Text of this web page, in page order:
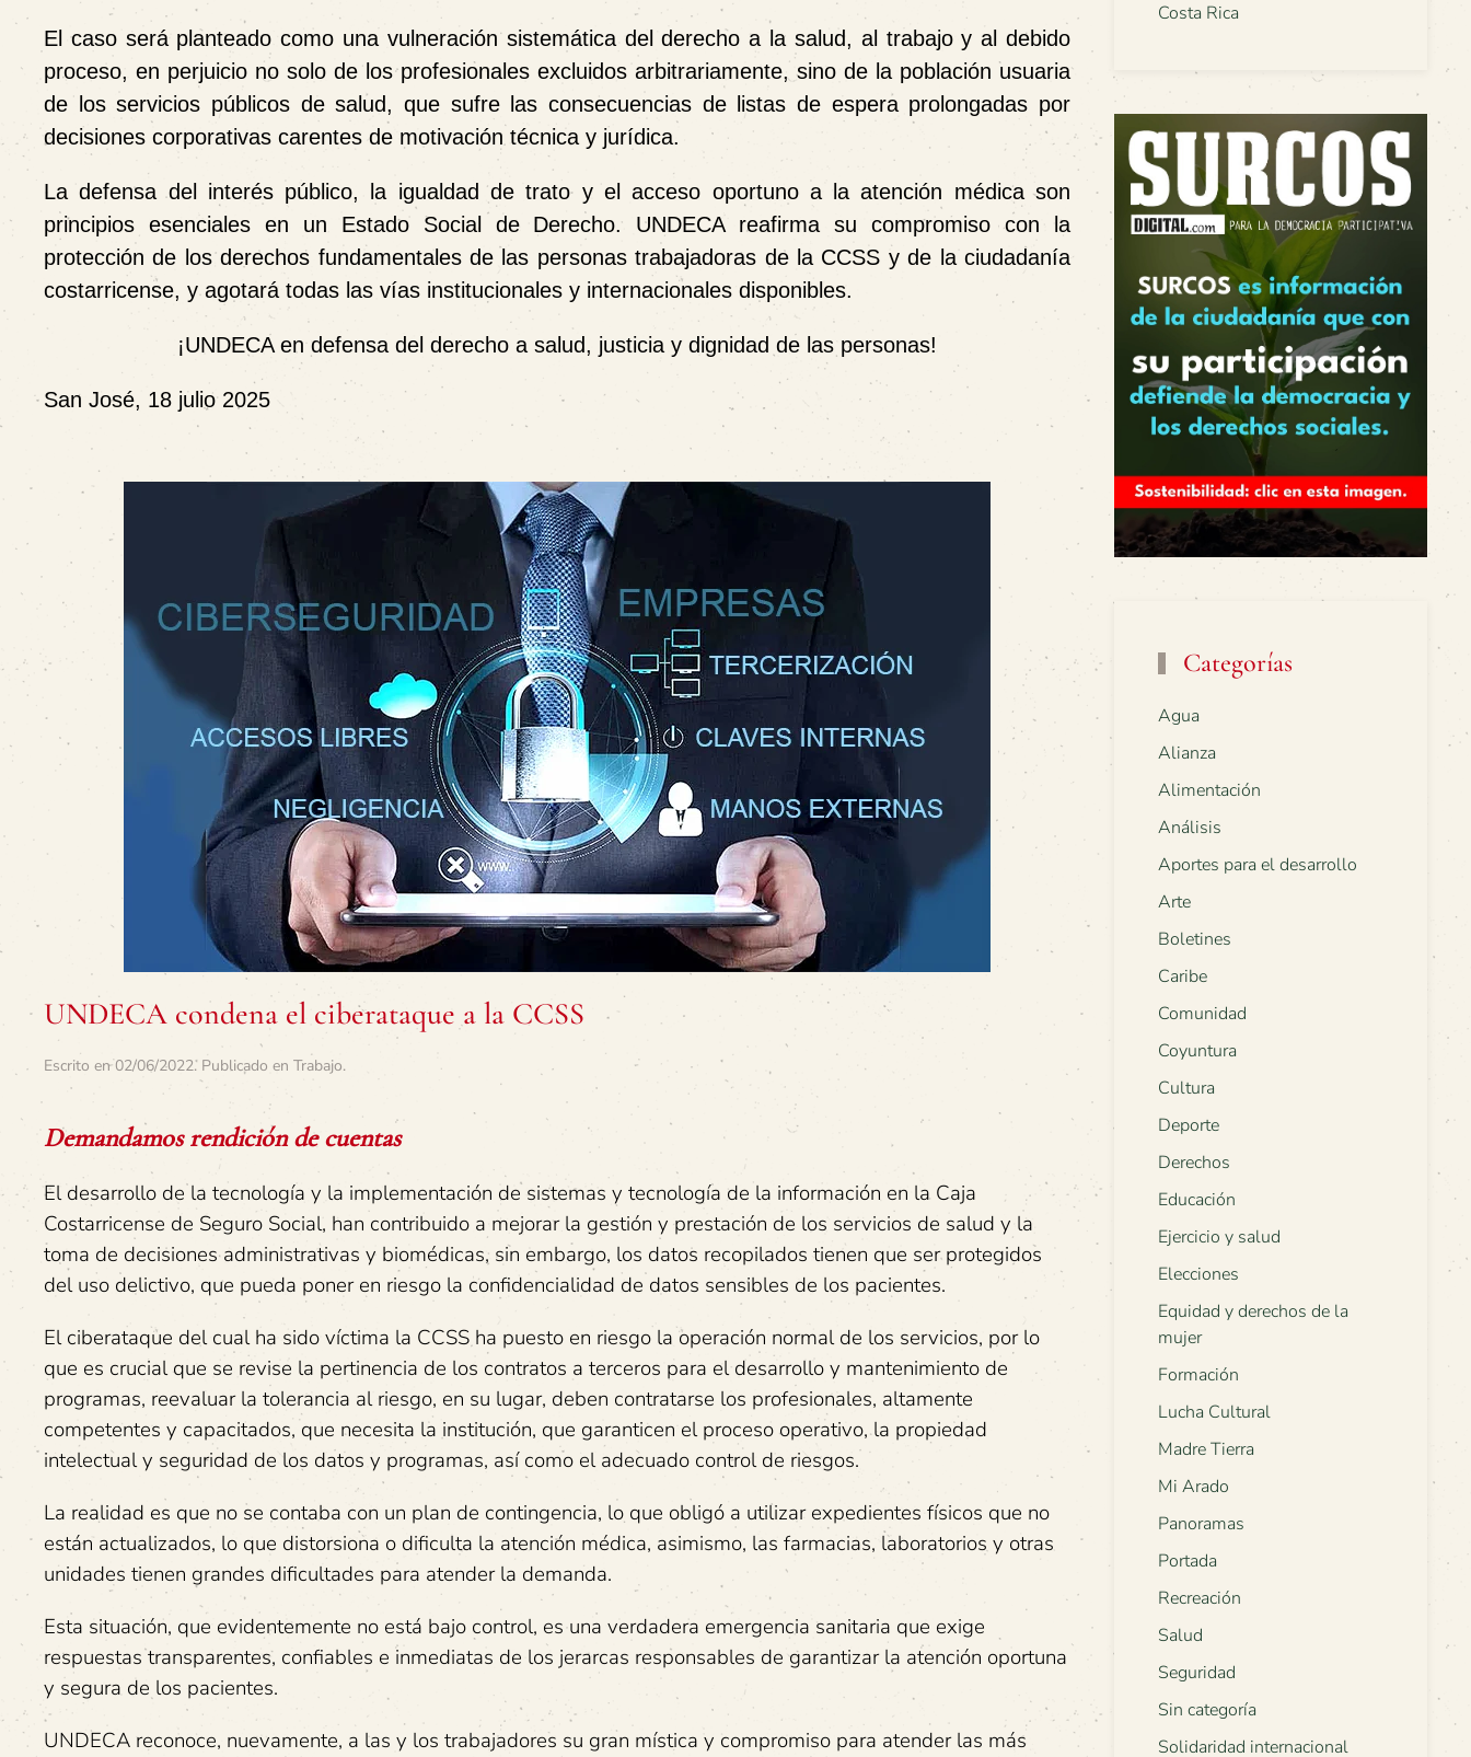
El caso será planteado como una vulneración sistemática del derecho a la salud, al trabajo y al debido
proceso, en perjuicio no solo de los profesionales excluidos arbitrariamente, sino de la población usuaria
de los servicios públicos de salud, que sufre las consecuencias de listas de espera prolongadas por
decisiones corporativas carentes de motivación técnica y jurídica.
La defensa del interés público, la igualdad de trato y el acceso oportuno a la atención médica son
principios esenciales en un Estado Social de Derecho. UNDECA reafirma su compromiso con la
protección de los derechos fundamentales de las personas trabajadoras de la CCSS y de la ciudadanía
costarricense, y agotará todas las vías institucionales y internacionales disponibles.
¡UNDECA en defensa del derecho a salud, justicia y dignidad de las personas!
San José, 18 julio 2025
UNDECA condena el ciberataque a la CCSS
Escrito en02/06/2022. Publicado en Trabajo.
Demandamos rendición de cuentas
El desarrollo de la tecnología y la implementación de sistemas y tecnología de la información en la Caja
Costarricense de Seguro Social, han contribuido a mejorar la gestión y prestación de los servicios de salud y la
toma de decisiones administrativas y biomédicas, sin embargo, los datos recopilados tienen que ser protegidos
del uso delictivo, que pueda poner en riesgo la confidencialidad de datos sensibles de los pacientes.
El ciberataque del cual ha sido víctima la CCSS ha puesto en riesgo la operación normal de los servicios, por lo
que es crucial que se revise la pertinencia de los contratos a terceros para el desarrollo y mantenimiento de
programas, reevaluar la tolerancia al riesgo, en su lugar, deben contratarse los profesionales, altamente
competentes y capacitados, que necesita la institución, que garanticen el proceso operativo, la propiedad
intelectual y seguridad de los datos y programas, así como el adecuado control de riesgos.
La realidad es que no se contaba con un plan de contingencia, lo que obligó a utilizar expedientes físicos que no
están actualizados, lo que distorsiona o dificulta la atención médica, asimismo, las farmacias, laboratorios y otras
unidades tienen grandes dificultades para atender la demanda.
Esta situación, que evidentemente no está bajo control, es una verdadera emergencia sanitaria que exige
respuestas transparentes, confiables e inmediatas de los jerarcas responsables de garantizar la atención oportuna
y segura de los pacientes.
UNDECA reconoce, nuevamente, a las y los trabajadores su gran mística y compromiso para atender las más
Costa Rica
Categorías
Agua
Alianza
Alimentación
Análisis
Aportes para el desarrollo
Arte
Boletines
Caribe
Comunidad
Coyuntura
Cultura
Deporte
Derechos
Educación
Ejercicio y salud
Elecciones
Equidad y derechos de la
mujer
Formación
Lucha Cultural
Madre Tierra
Mi Arado
Panoramas
Portada
Recreación
Salud
Seguridad
Sin categoría
Solidaridad internacional